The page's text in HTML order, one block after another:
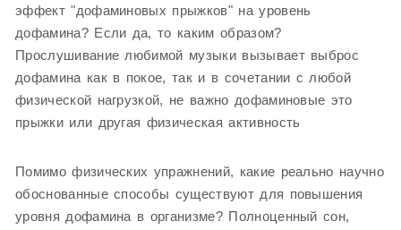
эффект "дофаминовых прыжков" на уровень
дофамина? Если да, то каким образом?
Прослушивание любимой музыки вызывает выброс
дофамина как в покое, так и в сочетании с любой
физической нагрузкой, не важно дофаминовые это
прыжки или другая физическая активность
Помимо физических упражнений, какие реально научно
обоснованные способы существуют для повышения
уровня дофамина в организме? Полноценный сон,